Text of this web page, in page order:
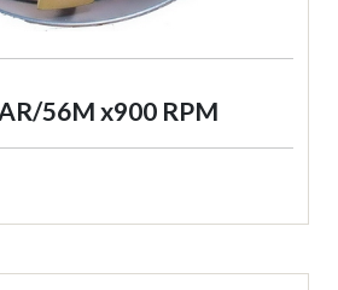
56M x900 RPM